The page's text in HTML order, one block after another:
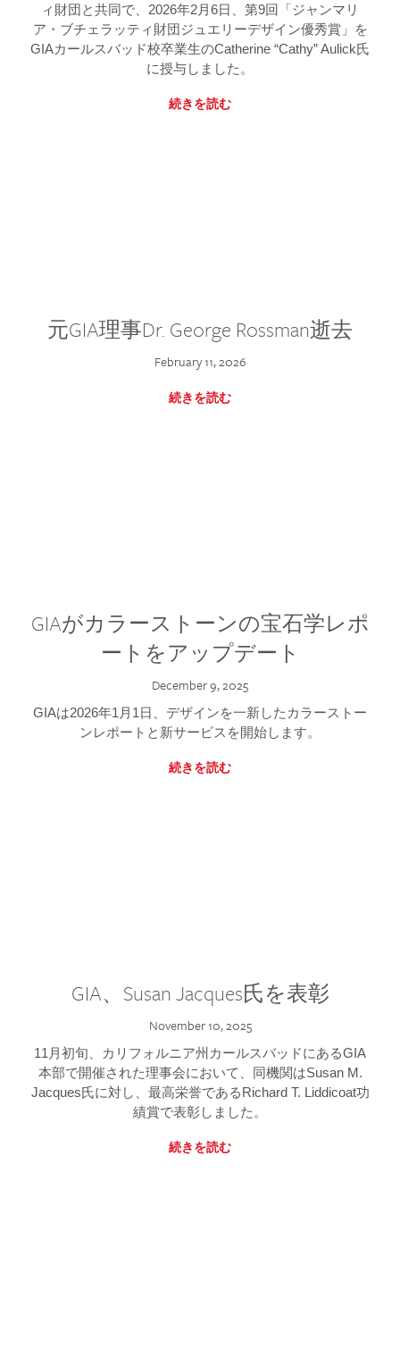
ィ財団と共同で、2026年2月6日、第9回「ジャンマリ
ア・ブチェラッティ財団ジュエリーデザイン優秀賞」を
GIAカールスバッド校卒業生のCatherine “Cathy” Aulick氏
に授与しました。
続きを読む
元GIA理事Dr. George Rossman逝去
February 11, 2026
続きを読む
GIAがカラーストーンの宝石学レポ
ートをアップデート
December 9, 2025
GIAは2026年1月1日、デザインを一新したカラーストー
ンレポートと新サービスを開始します。
続きを読む
GIA、Susan Jacques氏を表彰
November 10, 2025
11月初旬、カリフォルニア州カールスバッドにあるGIA
本部で開催された理事会において、同機関はSusan M.
Jacques氏に対し、最高栄誉であるRichard T. Liddicoat功
績賞で表彰しました。
続きを読む